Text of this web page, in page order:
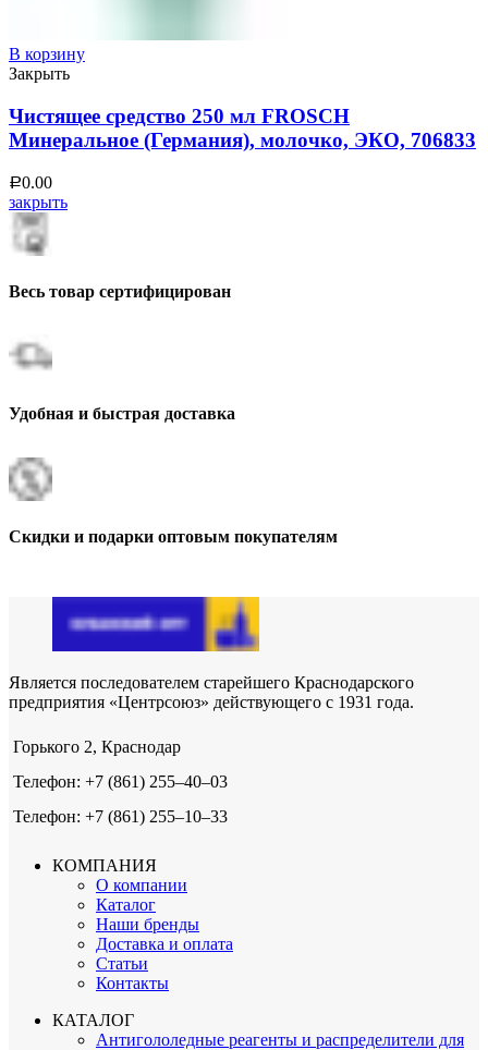
В корзину
Закрыть
Чистящее средство 250 мл FROSCH
Минеральное (Германия), молочко, ЭКО, 706833
Р0.00
закрыть
Весь товар сертифицирован
Удобная и быстрая доставка
Скидки и подарки оптовым покупателям
Является последователем старейшего Краснодарского
предприятия «Центрсоюз» действующего с 1931 года.
Горького 2, Краснодар
Телефон: +7 (861) 255‒40‒03
Телефон: +7 (861) 255‒10‒33
КОМПАНИЯ
О компании
Каталог
Наши бренды
Доставка и оплата
Статьи
Контакты
КАТАЛОГ
Антигололедные реагенты и распределители для